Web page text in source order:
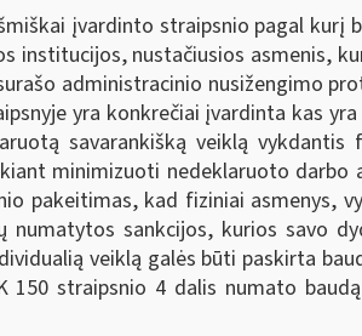
įvardinto straipsnio pagal
institucijos, nustačiusios asmenis,
administracinio nusižengimo
yra konkrečiai įvardinta kas
savarankišką veiklą
minimizuoti nedeklaruoto
pakeitimas, kad fiziniai asmenys,
sankcijos, kurios savo
veiklą galės būti paskirta
150 straipsnio 4 dalis numato